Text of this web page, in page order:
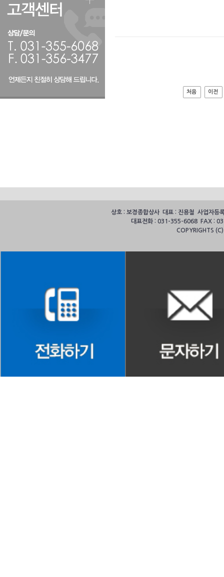
처음 이전
상호 : 보경종합상사 대표 : 진용철 사업자
대표전화 : 031-355-6068 FAX :
COPYRIGHTS (C)